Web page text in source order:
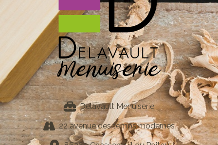
Delavault Menuiserie
22 avenue des temps modernes